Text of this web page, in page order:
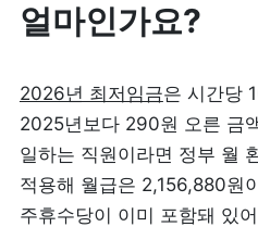
카페・베이커리
식당
술집・바
얼마인가요?
2026년 최저임금은 시간당
2025년보다 290원 오른 금
일하는 직원이라면 정부 월
적용해 월급은 2,156,880원
주휴수당이 이미 포함돼 있